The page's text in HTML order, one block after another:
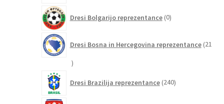
Dresi Bolgarijo reprezentance 0izdelkov
Dresi Bosna in Hercegovina reprezentance 21
21
Dresi Brazilija reprezentance 240izdelkov